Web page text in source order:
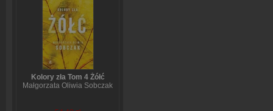
Kolory zła Tom 4 Żółć
Małgorzata Oliwia Sobczak